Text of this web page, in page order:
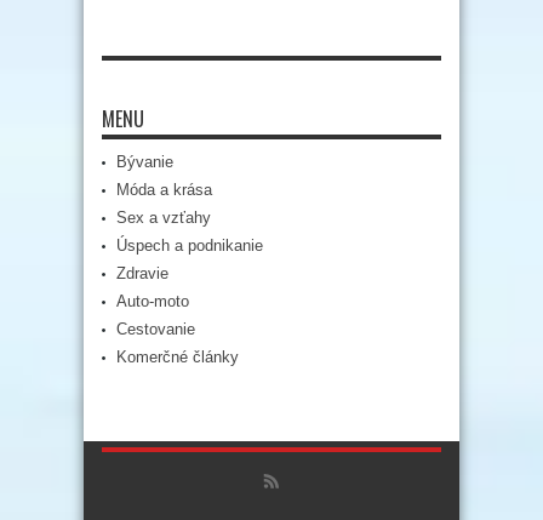
MENU
Bývanie
Móda a krása
Sex a vzťahy
Úspech a podnikanie
Zdravie
Auto-moto
Cestovanie
Komerčné články